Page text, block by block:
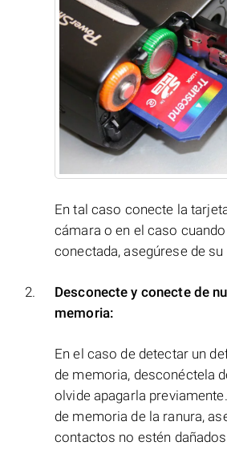
En tal caso conecte la
cámara o en el caso
conectada, asegúrese de
Desconecte y conecte de
memoria:
En el caso de detectar un
de memoria, desconéctela
olvide apagarla
de memoria de la ranura,
contactos no estén